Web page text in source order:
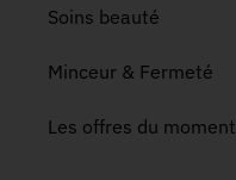
Soins beauté
Minceur & Fermeté
Les offres du moment